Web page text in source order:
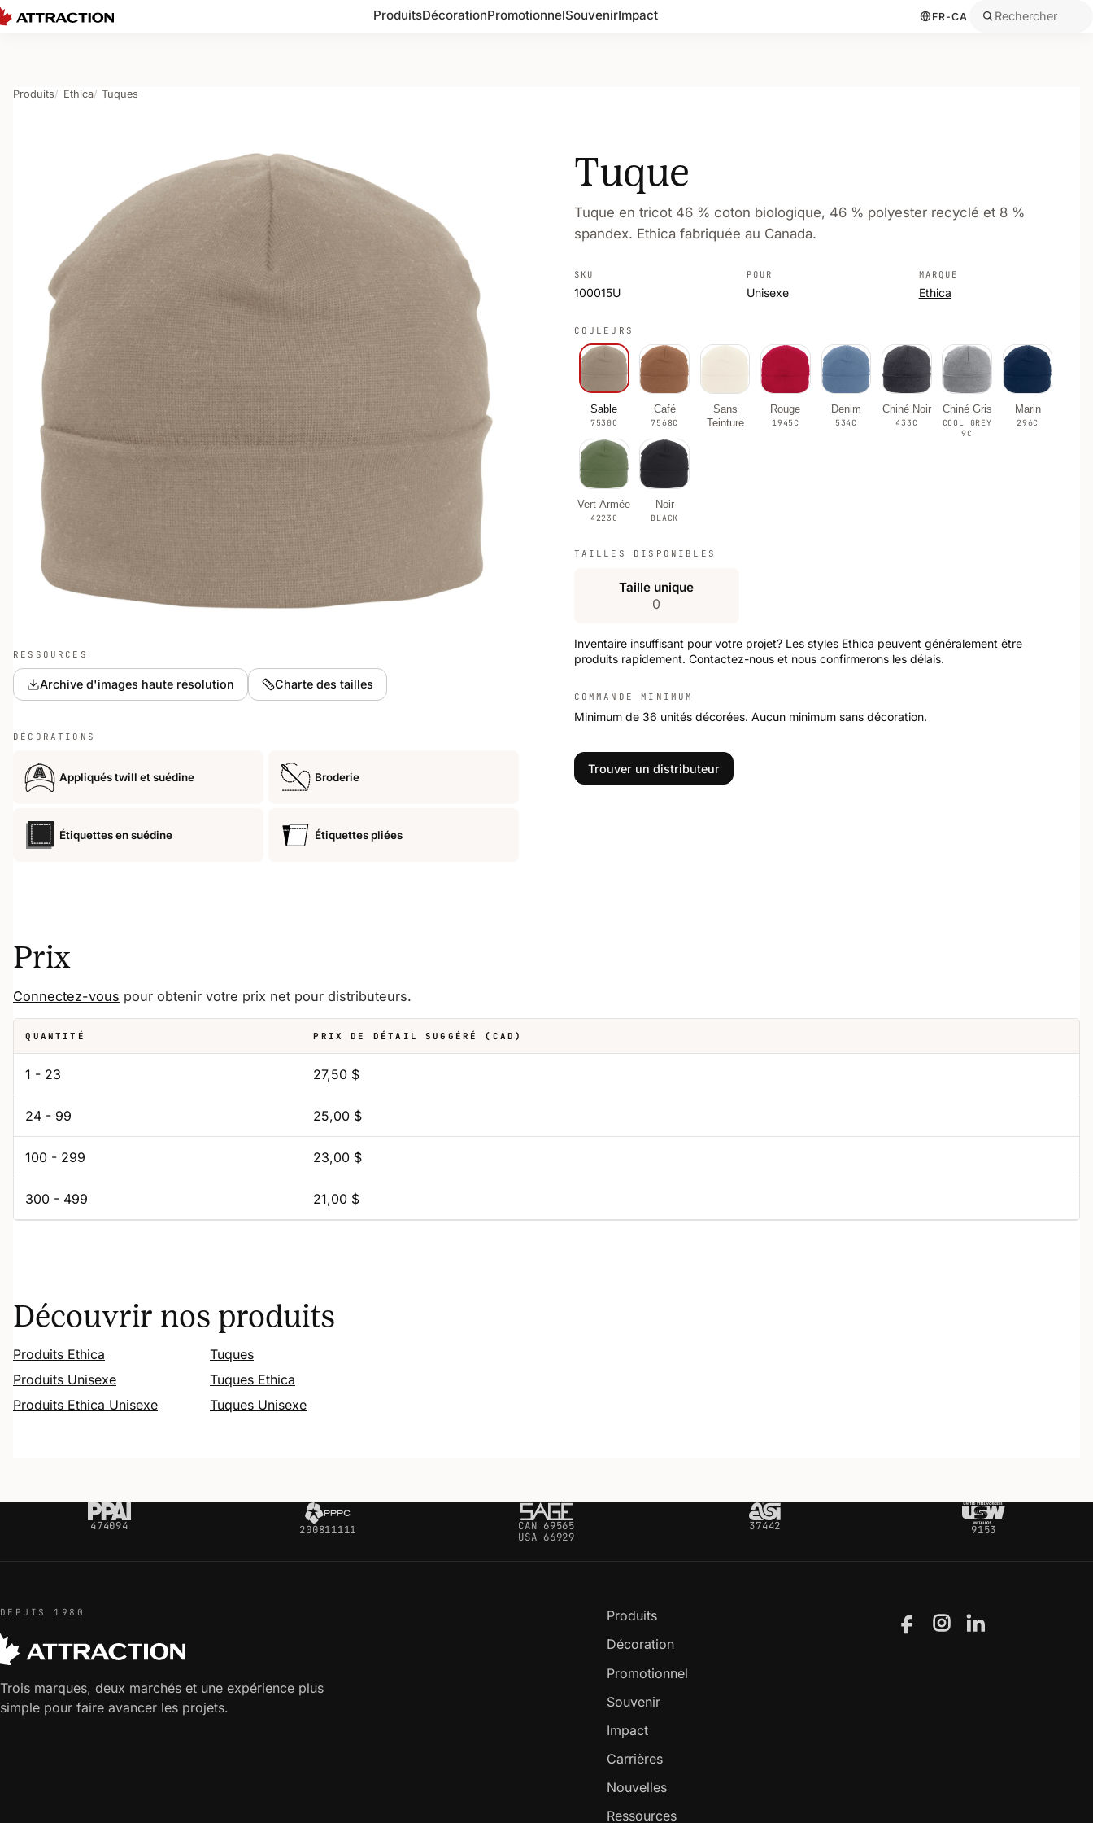
ProduitsDécorationPromotionnelSouvenirImpact FR-CA Rechercher
Produits Ethica Tuques
RESSOURCES
Archive d'images haute résolution Charte des tailles
DÉCORATIONS
Appliqués twill et suédine Broderie
Étiquettes en suédine Étiquettes pliées
Tuque
Tuque en tricot 46 % coton biologique, 46 % polyester recyclé et 8 %
spandex. Ethica fabriquée au Canada.
SKU
100015U
POUR
Unisexe
MARQUE
Ethica
COULEURS
Sable
7530C
Café
7568C
Sans
Teinture
Rouge
1945C
Denim
534C
Chiné Noir
433C
Chiné Gris
COOL GREY
9C
Marin
296C
Vert Armée
4223C
Noir
BLACK
TAILLES DISPONIBLES
Taille unique
0
Inventaire insuffisant pour votre projet? Les styles Ethica peuvent généralement être
produits rapidement. Contactez-nous et nous confirmerons les délais.
COMMANDE MINIMUM
Minimum de 36 unités décorées. Aucun minimum sans décoration.
Trouver un distributeur
Prix
Connectez-vous pour obtenir votre prix net pour distributeurs.
QUANTITÉ PRIX DE DÉTAIL SUGGÉRÉ (CAD)
1 - 23 27,50 $
24 - 99 25,00 $
100 - 299 23,00 $
300 - 499 21,00 $
Découvrir nos produits
Produits Ethica
Produits Unisexe
Produits Ethica Unisexe
Tuques
Tuques Ethica
Tuques Unisexe
474094 200811111
CAN 69565
USA 66929
37442 9153
DEPUIS 1980
Trois marques, deux marchés et une expérience plus
simple pour faire avancer les projets.
Produits
Décoration
Promotionnel
Souvenir
Impact
Carrières
Nouvelles
Ressources
FacebookInstagramLinkedIn